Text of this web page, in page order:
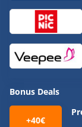
Bonus Deals
+40€